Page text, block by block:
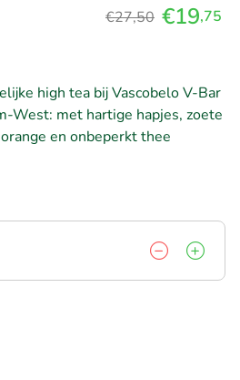
€27,50 €19,75
high tea bij Vascobelo V-Bar
West: met hartige hapjes, zoete
en onbeperkt thee